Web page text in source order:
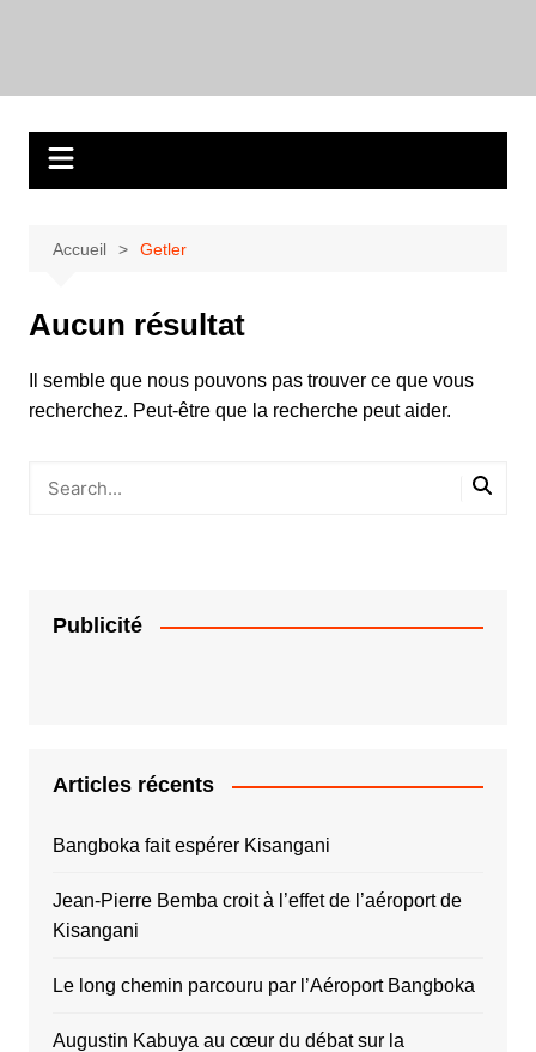
Accueil Getler
Aucun résultat
Il semble que nous pouvons pas trouver ce que vous
recherchez. Peut-être que la recherche peut aider.
Publicité
Articles récents
Bangboka fait espérer Kisangani
Jean-Pierre Bemba croit à l’effet de l’aéroport de
Kisangani
Le long chemin parcouru par l’Aéroport Bangboka
Augustin Kabuya au cœur du débat sur la